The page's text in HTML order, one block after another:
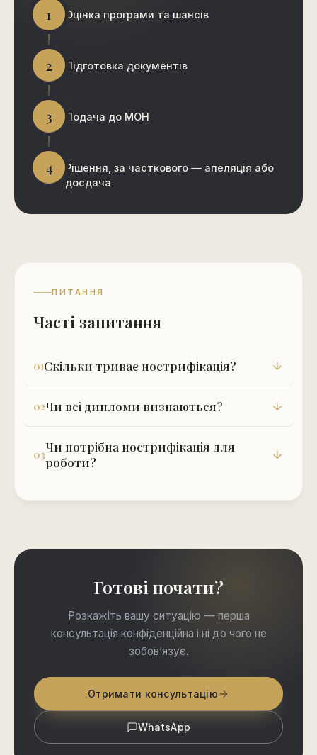
1 Оцінка програми та шансів
2 Підготовка документів
3 Подача до МОН
4
Рішення, за часткового — апеляція або
досдача
ПИТАННЯ
Часті запитання
Скільки триває нострифікація?
Чи всі дипломи визнаються?
Чи потрібна нострифікація для
роботи?
Готові почати?
Розкажіть вашу ситуацію — перша
консультація конфіденційна і ні до чого не
зобовʼязує.
Отримати консультацію
WhatsApp